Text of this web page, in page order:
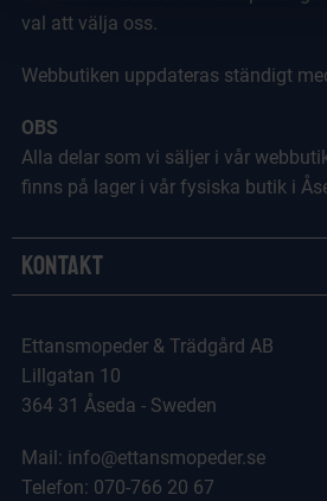
val att välja oss.
Webbutiken uppdateras ständigt
OBS
Alla delar som vi säljer i vår
finns på lager i vår fysiska butik i
Kontakt
Ettansmopeder & Trädgård AB
Lillgatan 10
364 31 Åseda - Sweden
Mail: info@ettansmopeder.se
Telefon: 070-766 20 67